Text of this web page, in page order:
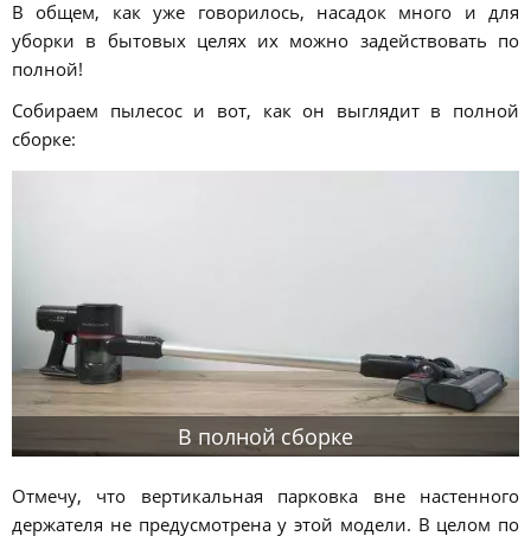
В общем, как уже говорилось, насадок много и для
уборки в бытовых целях их можно задействовать по
полной!
Собираем пылесос и вот, как он выглядит в полной
сборке:
В полной сборке
Отмечу, что вертикальная парковка вне настенного
держателя не предусмотрена у этой модели. В целом по